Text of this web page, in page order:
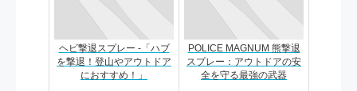
ヘビ撃退スプレー -「ハブ
を撃退！登山やアウトドア
におすすめ！」
POLICE MAGNUM 熊撃退
スプレー：アウトドアの安
全を守る最強の武器